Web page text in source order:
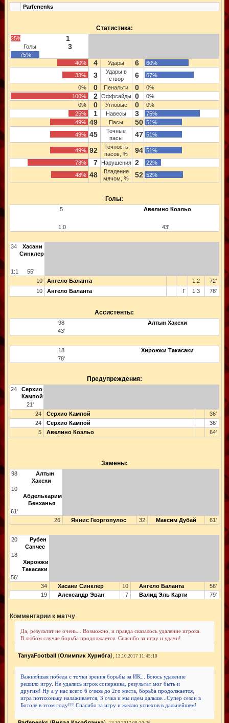
Parfenenks
Статистика:
25% 1
Голы 3
75%
40%
4 Удары 6
60%
33%
3
Удары в
створ
6
67%
0%
0 Пенальти 0
0%
100%
2 Оффсайды 0
0%
0%
0 Угловые 0
0%
25%
1 Навесы 3
75%
49% 49 Пасы 50 51%
49% 45
Точные
пасы
47 51%
49% 92
Точность
пасов, %
94 51%
78%
7 Нарушения 2
22%
48% 48
Владение
мячом, %
52 52%
Голы:
5 Авелино Коэльо
1:0 43'
34
Хасани
Синклер
1:1
55'
10
Ангело Баланта 1:2
72'
10
Ангело Баланта Г 1:3 78'
Ассистенты:
98
Алтын Хаксхи
43'
18
Хироюки Такасаки
78'
Предупреждения:
24
Серхио
Кампой
21'
24
Серхио Кампой
36'
24
Серхио Кампой
36'
5
Авелино Коэльо 64'
Замены:
98
Алтын
Хаксхи
10
Абделькарим
Бенханья
61'
26
Яннис Георгопулос 32 Максим Дубай 61'
20
Рубен
Санчес
18
Хироюки
Такасаки
56'
34
Хасани Синклер 10 Ангело Баланта
56'
19
Александр Эван 7 Валид Эль Карти 79'
Комментарии к матчу
Да, результат не очень... Возможно, и правда сказалось удаление игрока.
В любом случае борьба продолжается. Спасибо за игру и удачи!
TanyaFootball(Олимпик Хурибга), 13.10.2017 11:45:10
Важнейшая победа с точки зрения борьбы за ИК... Боюсь удаление
решило игру. Не удались игрок соперника, результат мог быть и
другим! Ну а у нас всего 6 очков до 2го места, борьба продолжается,
игра потихоньку налаживается, 3 очка и мы идем дальше...Супер сезон в
Ботоле в этом году!!! Спасибо за игру и желаю успехов в дальнейшем!